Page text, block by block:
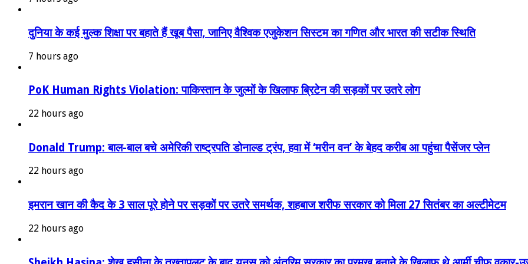
दुनिया के कई मुल्क शिक्षा पर बहाते हैं खूब पैसा, जानिए वैश्विक एजुकेशन सिस्टम का गणित और भारत की सटीक स्थिति
7 hours ago
PoK Human Rights Violation: पाकिस्तान के जुल्मों के खिलाफ ब्रिटेन की सड़कों पर उतरे लोग
22 hours ago
Donald Trump: बाल-बाल बचे अमेरिकी राष्ट्रपति डोनाल्ड ट्रंप, हवा में ‘मरीन वन’ के बेहद करीब आ पहुंचा पैसेंजर प्लेन
22 hours ago
इमरान खान की कैद के 3 साल पूरे होने पर सड़कों पर उतरे समर्थक, शहबाज शरीफ सरकार को मिला 27 सितंबर का अल्टीमेटम
22 hours ago